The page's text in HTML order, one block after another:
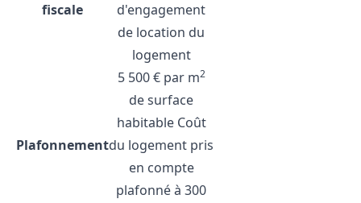
fiscale
d'engagement
de location du
logement
Plafonnement
5 500 € par m2
de surface
habitable Coût
du logement pris
en compte
plafonné à 300